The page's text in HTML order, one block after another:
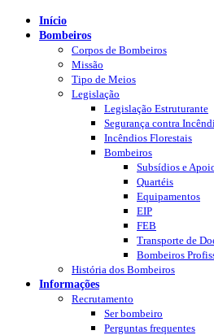
Início
Bombeiros
Corpos de Bombeiros
Missão
Tipo de Meios
Legislação
Legislação Estruturante
Segurança contra
Incêndios Florestais
Bombeiros
Subsídios e
Quartéis
Equipamentos
EIP
FEB
Transporte de
Bombeiros
História dos Bombeiros
Informações
Recrutamento
Ser bombeiro
Perguntas frequentes